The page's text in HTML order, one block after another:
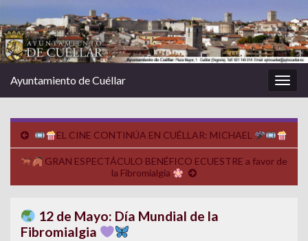
la
Ayuntamiento de Cuéllar
EL CINE CONTINÚA EN CUÉLLAR: MICHAEL
GRAN ESPECTÁCULO BENÉFICO ECUESTRE a favor de
la Fibromialgia
12 de Mayo: Día Mundial de la
Fibromialgia